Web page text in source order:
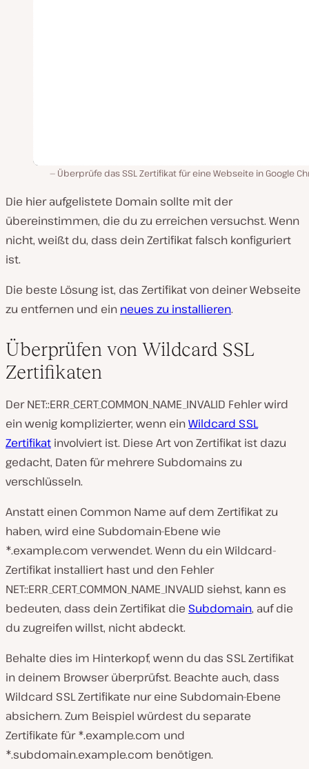
Überprüfe das SSL Zertifikat für eine Webseite in Google
Die hier aufgelistete Domain sollte mit der
übereinstimmen, die du zu erreichen versuchst. Wenn
nicht, weißt du, dass dein Zertifikat falsch konfiguriert
ist.
Die beste Lösung ist, das Zertifikat von deiner Webseite
zu entfernen und ein neues zu installieren.
Überprüfen von Wildcard SSL
Zertifikaten
Der NET::ERR_CERT_COMMON_NAME_INVALID Fehler wird
ein wenig komplizierter, wenn einWildcard SSL
Zertifikat involviert ist. Diese Art von Zertifikat ist dazu
gedacht, Daten für mehrere Subdomains zu
verschlüsseln.
Anstatt einen Common Name auf dem Zertifikat zu
haben, wird eine Subdomain-Ebene wie
*.example.com verwendet. Wenn du ein Wildcard-
Zertifikat installiert hast und den Fehler
NET::ERR_CERT_COMMON_NAME_INVALID siehst, kann es
bedeuten, dass dein Zertifikat die Subdomain, auf die
du zugreifen willst, nicht abdeckt.
Behalte dies im Hinterkopf, wenn du das SSL Zertifikat
in deinem Browser überprüfst. Beachte auch, dass
Wildcard SSL Zertifikate nur eine Subdomain-Ebene
absichern. Zum Beispiel würdest du separate
Zertifikate für*.example.com und
*.subdomain.example.com benötigen.